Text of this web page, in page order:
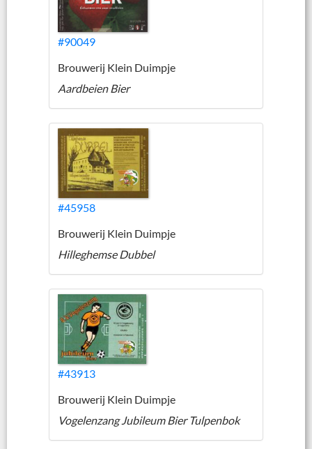
#90049
Brouwerij Klein Duimpje
Aardbeien Bier
#45958
Brouwerij Klein Duimpje
Hilleghemse Dubbel
#43913
Brouwerij Klein Duimpje
Vogelenzang Jubileum Bier Tulpenbok